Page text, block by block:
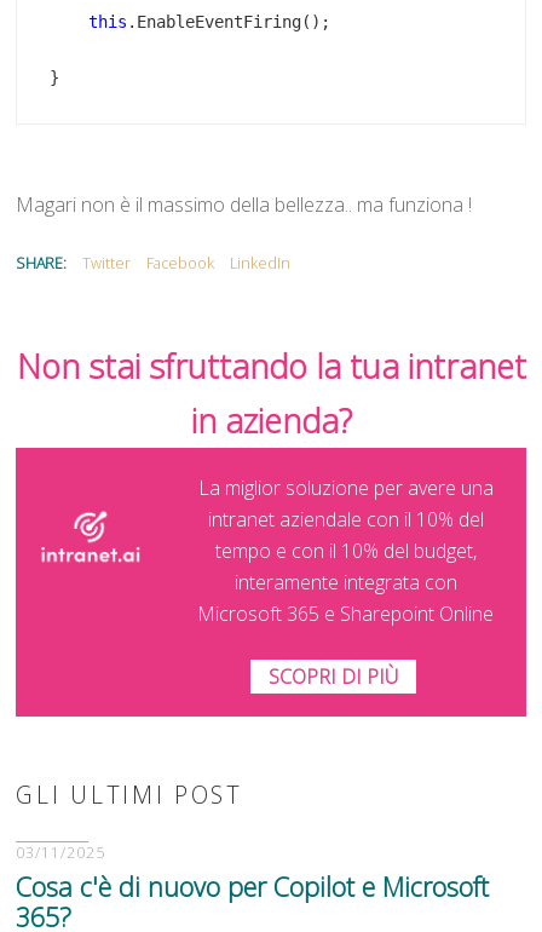
this
}
Magari non è il massimo della bellezza.. ma funziona !
SHARE: Twitter Facebook LinkedIn
Non stai sfruttando la tua intranet
in azienda?
La miglior soluzione per avere una
intranet aziendale con il 10% del
tempo e con il 10% del budget,
interamente integrata con
Microsoft 365 e Sharepoint Online
SCOPRI DI PIÙ
GLI ULTIMI POST
03/11/2025
Cosa c'è di nuovo per Copilot e Microsoft
365?